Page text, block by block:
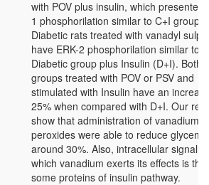
with POV plus insulin, which presented
1 phosphorilation similar to C+I group.
Diabetic rats treated with vanadyl
have ERK-2 phosphorilation similar to
Diabetic group plus Insulin (D+I). Both
groups treated with POV or PSV and
stimulated with Insulin have an
25% when compared with D+I. Our
show that administration of vanadium
peroxides were able to reduce
around 30%. Also, intracellular
which vanadium exerts its effects is
some proteins of insulin pathway.